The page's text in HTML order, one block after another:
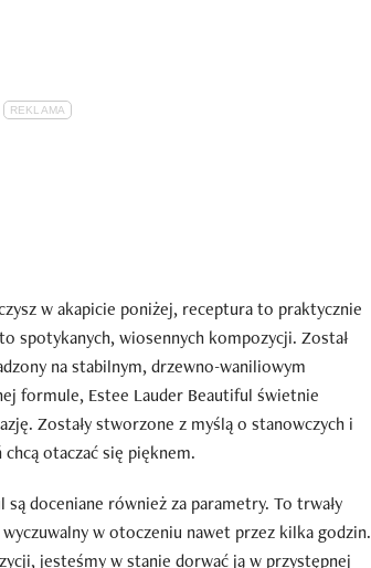
w akapicie poniżej, receptura to praktycznie
spotykanych, wiosennych kompozycji. Został
na stabilnym, drzewno-waniliowym
formule, Estee Lauder Beautiful świetnie
Zostały stworzone z myślą o stanowczych i
otaczać się pięknem.
doceniane również za parametry. To trwały
w otoczeniu nawet przez kilka godzin.
jesteśmy w stanie dorwać ją w przystępnej